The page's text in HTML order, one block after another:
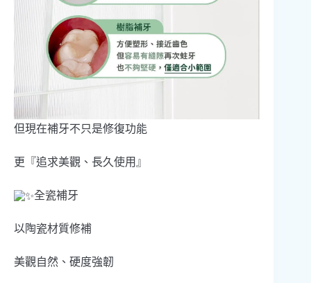
但現在補牙不只是修復功能
更『追求美觀、長久使用』
全瓷補牙
以陶瓷材質修補
美觀自然、硬度強韌